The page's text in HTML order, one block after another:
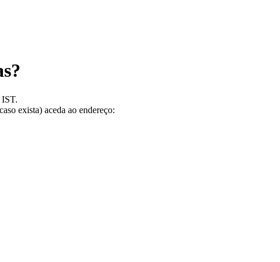
IST.
exista) aceda ao endereço: